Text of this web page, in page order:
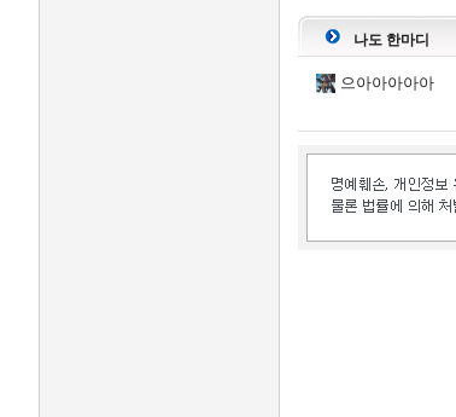
나도 한마디
으아아아아아